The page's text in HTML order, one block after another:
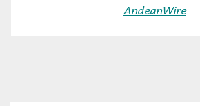
AndeanWire